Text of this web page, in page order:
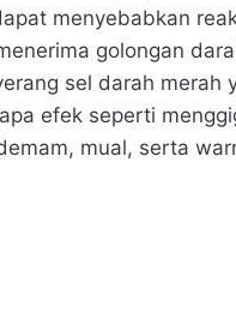
menyebabkan
golongan
sel darah merah
efek seperti
mual, serta